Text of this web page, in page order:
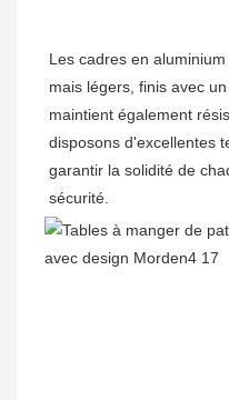
Les cadres en
mais légers, finis avec
maintient également
disposons d'excellentes
garantir la solidité de